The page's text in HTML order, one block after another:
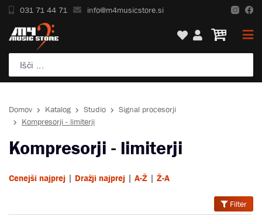
031 71 44 71 info@m4musicstore.si
Domov Katalog Studio
Signal procesorji
Kompresorji - limiterji
Kompresorji - limiterji
Cenejši najprej | Dražji najprej | A-Ž | Ž-A
Filter